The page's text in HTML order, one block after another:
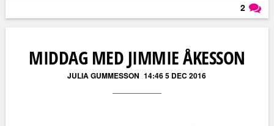
2
MIDDAG MED JIMMIE ÅKESSON
JULIA GUMMESSON 14:46 5 DEC 2016